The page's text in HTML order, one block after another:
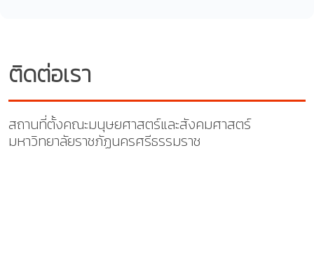
ติดต่อเรา
สถานที่ตั้งคณะมนุษยศาสตร์และสังคมศาสตร์
มหาวิทยาลัยราชภัฏนครศรีธรรมราช